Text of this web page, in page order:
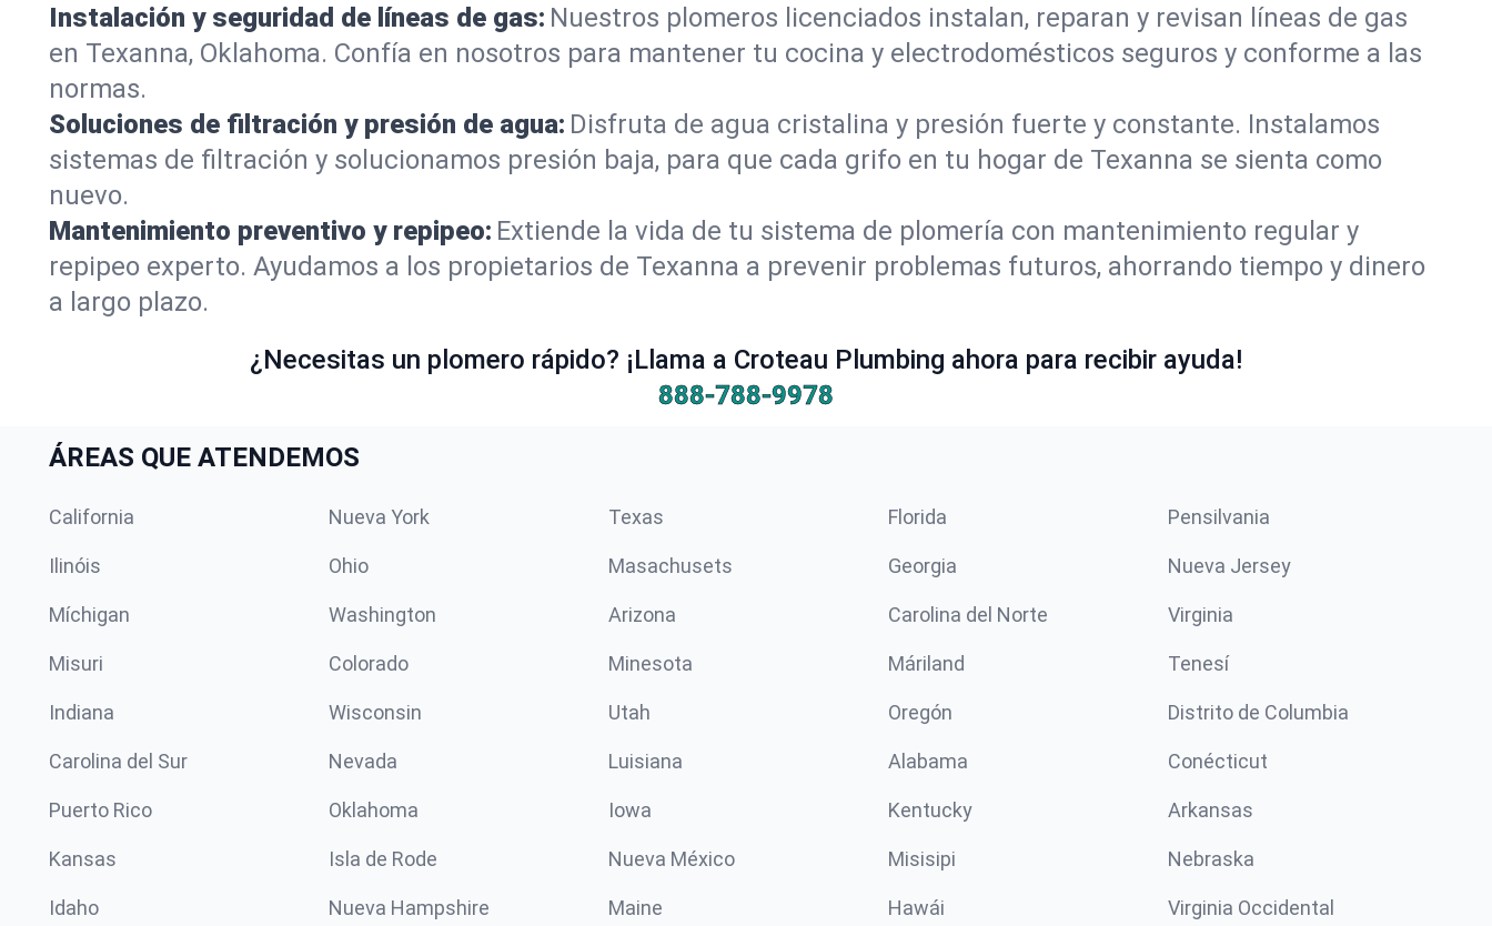
Instalación y seguridad de líneas de gas: Nuestros plomeros licenciados instalan, reparan y revisan líneas de gas
en Texanna, Oklahoma. Confía en nosotros para mantener tu cocina y electrodomésticos seguros y conforme a las
normas.
Soluciones de filtración y presión de agua: Disfruta de agua cristalina y presión fuerte y constante. Instalamos
sistemas de filtración y solucionamos presión baja, para que cada grifo en tu hogar de Texanna se sienta como
nuevo.
Mantenimiento preventivo y repipeo: Extiende la vida de tu sistema de plomería con mantenimiento regular y
repipeo experto. Ayudamos a los propietarios de Texanna a prevenir problemas futuros, ahorrando tiempo y dinero
a largo plazo.
¿Necesitas un plomero rápido? ¡Llama a Croteau Plumbing ahora para recibir ayuda!
888-788-9978
ÁREAS QUE ATENDEMOS
California Nueva York Texas Florida Pensilvania
Ilinóis Ohio Masachusets Georgia Nueva Jersey
Míchigan Washington Arizona Carolina del Norte Virginia
Misuri Colorado Minesota Máriland Tenesí
Indiana Wisconsin Utah Oregón Distrito de Columbia
Carolina del Sur Nevada Luisiana Alabama Conécticut
Puerto Rico Oklahoma Iowa Kentucky Arkansas
Kansas Isla de Rode Nueva México Misisipi Nebraska
Idaho Nueva Hampshire Maine Hawái Virginia Occidental